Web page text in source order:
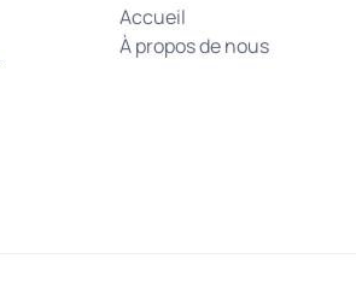
Accueil
À propos de nous